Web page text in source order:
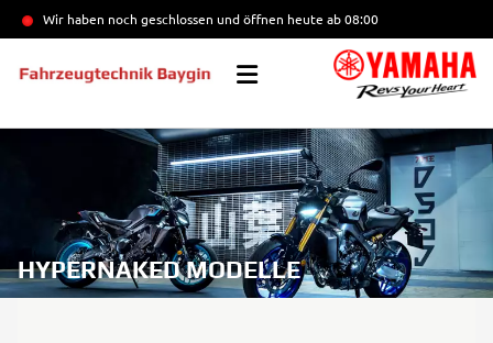
Wir haben noch geschlossen und öffnen heute ab 08:00
HYPERNAKED MODELLE